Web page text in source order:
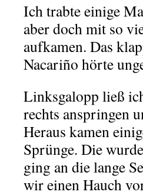
Ich trabte einige
aber doch mit so
aufkamen. Das
Nacariño hörte
Linksgalopp ließ
rechts anspringen
Heraus kamen
Sprünge. Die
ging an die lange
wir einen Hauch